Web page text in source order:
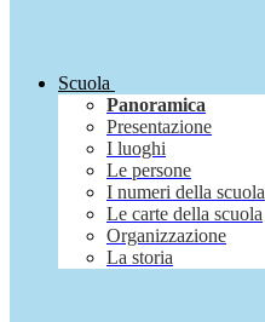
Scuola
Panoramica
Presentazione
I luoghi
Le persone
I numeri della scuola
Le carte della scuola
Organizzazione
La storia